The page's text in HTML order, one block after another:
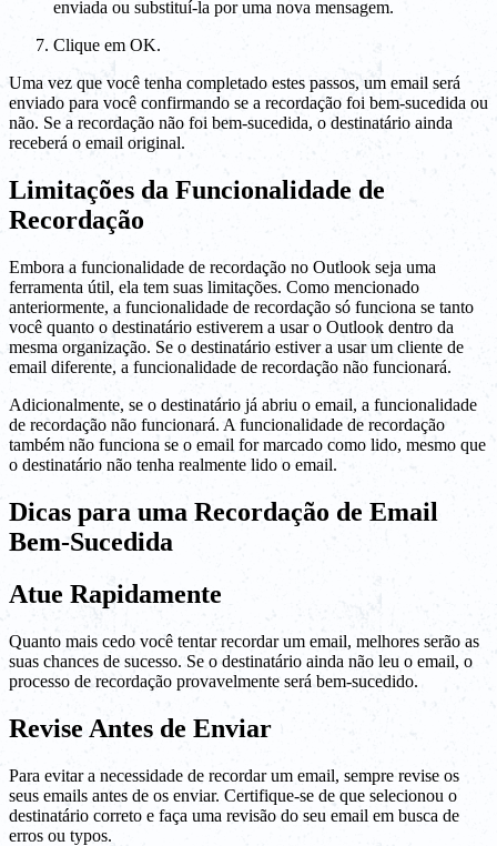
enviada ou substituí-la por uma nova mensagem.
Clique em OK.
Uma vez que você tenha completado estes passos, um email será
enviado para você confirmando se a recordação foi bem-sucedida ou
não. Se a recordação não foi bem-sucedida, o destinatário ainda
receberá o email original.
Limitações da Funcionalidade de
Recordação
Embora a funcionalidade de recordação no Outlook seja uma
ferramenta útil, ela tem suas limitações. Como mencionado
anteriormente, a funcionalidade de recordação só funciona se tanto
você quanto o destinatário estiverem a usar o Outlook dentro da
mesma organização. Se o destinatário estiver a usar um cliente de
email diferente, a funcionalidade de recordação não funcionará.
Adicionalmente, se o destinatário já abriu o email, a funcionalidade
de recordação não funcionará. A funcionalidade de recordação
também não funciona se o email for marcado como lido, mesmo que
o destinatário não tenha realmente lido o email.
Dicas para uma Recordação de Email
Bem-Sucedida
Atue Rapidamente
Quanto mais cedo você tentar recordar um email, melhores serão as
suas chances de sucesso. Se o destinatário ainda não leu o email, o
processo de recordação provavelmente será bem-sucedido.
Revise Antes de Enviar
Para evitar a necessidade de recordar um email, sempre revise os
seus emails antes de os enviar. Certifique-se de que selecionou o
destinatário correto e faça uma revisão do seu email em busca de
erros ou typos.